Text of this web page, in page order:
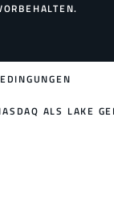
ALS LAKE